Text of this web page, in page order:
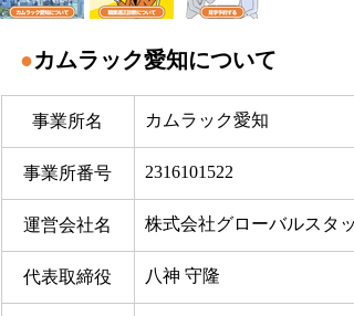
●カムラック愛知について
事業所名 カムラック愛知
事業所番号 2316101522
運営会社名 株式会社グローバルスタ
代表取締役 八神 守隆